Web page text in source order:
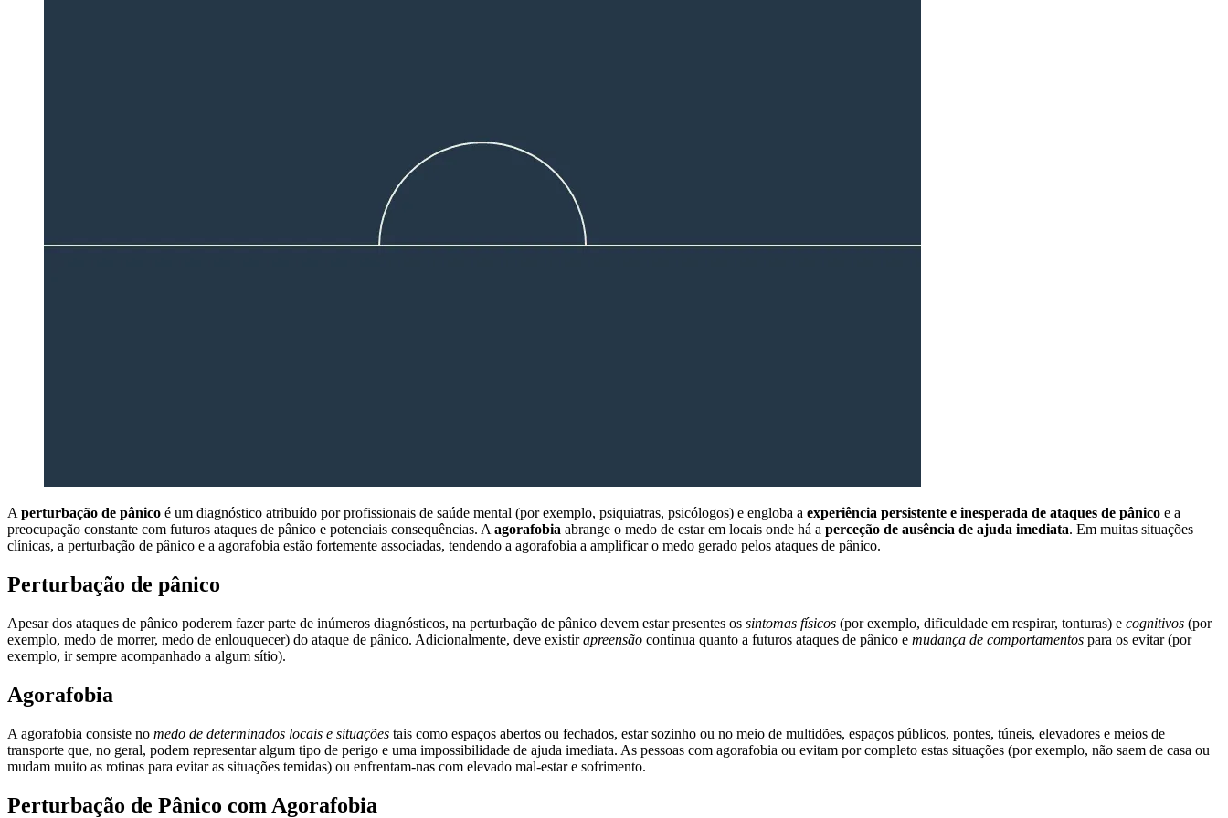
Aperturbação de pânico é um diagnóstico atribuído por profissionais de saúde mental (por exemplo, psiquiatras, psicólogos) e engloba a experiência persistente e inesperada de ataques de pânico e a
preocupação constante com futuros ataques de pânico e potenciais consequências. Aagorafobia abrange o medo de estar em locais onde há a perceção de ausência de ajuda imediata. Em muitas situações
clínicas, a perturbação de pânico e a agorafobia estão fortemente associadas, tendendo a agorafobia a amplificar o medo gerado pelos ataques de pânico.
Perturbação de pânico
Apesar dos ataques de pânico poderem fazer parte de inúmeros diagnósticos, na perturbação de pânico devem estar presentes os sintomas físicos (por exemplo, dificuldade em respirar, tonturas) e cognitivos (por
exemplo, medo de morrer, medo de enlouquecer) do ataque de pânico. Adicionalmente, deve existirapreensão contínua quanto a futuros ataques de pânico e mudança de comportamentos para os evitar (por
exemplo, ir sempre acompanhado a algum sítio).
Agorafobia
A agorafobia consiste no medo de determinados locais e situações tais como espaços abertos ou fechados, estar sozinho ou no meio de multidões, espaços públicos, pontes, túneis, elevadores e meios de
transporte que, no geral, podem representar algum tipo de perigo e uma impossibilidade de ajuda imediata. As pessoas com agorafobia ou evitam por completo estas situações (por exemplo, não saem de casa ou
mudam muito as rotinas para evitar as situações temidas) ou enfrentam-nas com elevado mal-estar e sofrimento.
Perturbação de Pânico com Agorafobia